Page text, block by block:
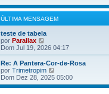
g
e
m
e
n
e
m
ú
l
i
m
a
m
e
n
s
a
g
ÚLTIMA MENSAGEM
teste de tabela
por Parallax
e
r
ú
l
t
m
Dom Jul 19, 2026 04:17
Re: A Pantera-Cor-de-Rosa
por Trimetropim
e
r
Dom Dez 28, 2025 05:00